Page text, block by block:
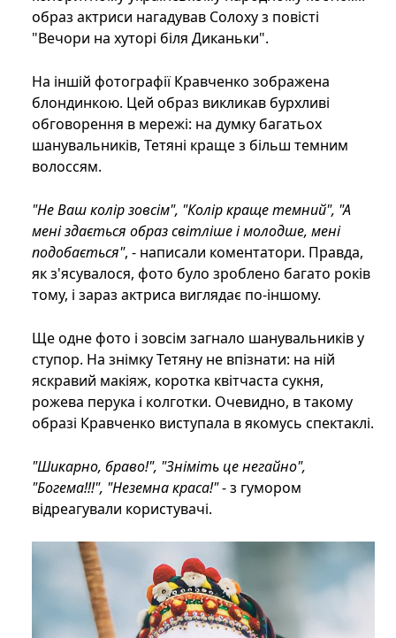
образ актриси нагадував Солоху з повісті
"Вечори на хуторі біля Диканьки".
На іншій фотографії Кравченко зображена
блондинкою. Цей образ викликав бурхливі
обговорення в мережі: на думку багатьох
шанувальників, Тетяні краще з більш темним
волоссям.
"Не Ваш колір зовсім", "Колір краще темний", "А
мені здається образ світліше і молодше, мені
подобається", - написали коментатори. Правда,
як з'ясувалося, фото було зроблено багато років
тому, і зараз актриса виглядає по-іншому.
Ще одне фото і зовсім загнало шанувальників у
ступор. На знімку Тетяну не впізнати: на ній
яскравий макіяж, коротка квітчаста сукня,
рожева перука і колготки. Очевидно, в такому
образі Кравченко виступала в якомусь спектаклі.
"Шикарно, браво!", "Зніміть це негайно",
"Богема!!!", "Неземна краса!"- з гумором
відреагували користувачі.